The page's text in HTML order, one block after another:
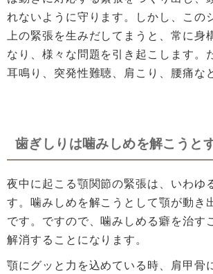
れないように守ります。しかし、この
上の緊張を生みだしてまうと、常に身
なり、様々な問題を引き起こします。
耳鳴り、突発性難聴、肩こり、腰痛な
歯ぎしりは噛みしめを解こうと
夜中に起こる顎関節の緊張は、いわゆ
す。噛みしめを解こうとして顎が動き
です。ですので、噛みしめる癖を治す
解消することになります。
顎にグッと力を込めている時、肩甲骨